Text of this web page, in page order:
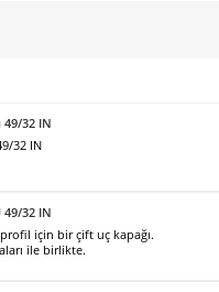
49/32 IN
32 IN
49/32 IN
için bir çift uç kapağı.
ile birlikte.